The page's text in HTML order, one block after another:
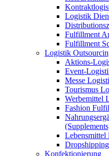
Logistik
Fulfillment
Fulfillment
Logistik
Aktions-
Event-
Messe
Tourismus
Werbemittel
Fashion
Dropshipping
Konfektionierung